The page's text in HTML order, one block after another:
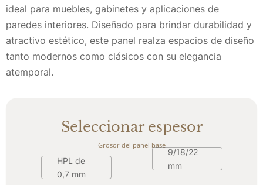
ideal para muebles, gabinetes y aplicaciones de
paredes interiores. Diseñado para brindar durabilidad y
atractivo estético, este panel realza espacios de diseño
tanto modernos como clásicos con su elegancia
atemporal.
Seleccionar espesor
Grosor del panel base
HPL de
0,7 mm
9/18/22
mm